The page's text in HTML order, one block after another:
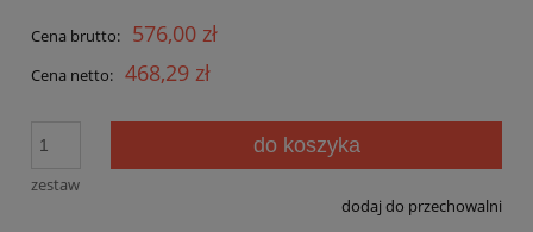
Cena brutto: 576,00 zł
Cena netto: 468,29 zł
zestaw
do koszyka
dodaj do przechowalni